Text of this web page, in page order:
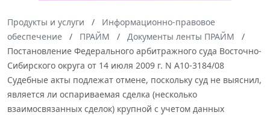
Продукты и услуги
Информационно-правовое
обеспечение
ПРАЙМ
Документы ленты ПРАЙМ
Постановление Федерального арбитражного суда Восточно-
Сибирского округа от 14 июля 2009 г. N А10-3184/08
Судебные акты подлежат отмене, поскольку суд не выяснил,
является ли оспариваемая сделка (несколько
взаимосвязанных сделок) крупной с учетом данных